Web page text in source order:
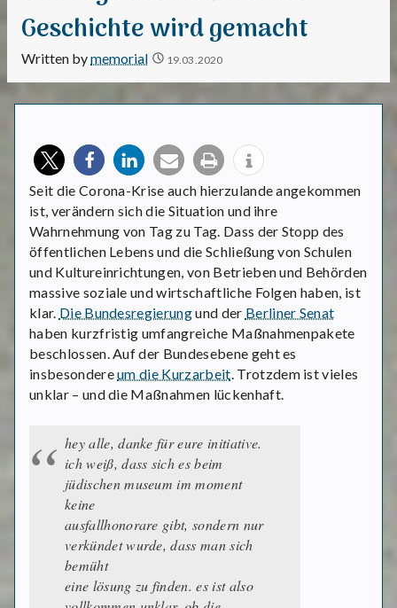
Geschichte wird gemacht
Written bymemorial 19.03.2020
Seit die Corona-Krise auch hierzulande angekommen
ist, verändern sich die Situation und ihre
Wahrnehmung von Tag zu Tag. Dass der Stopp des
öffentlichen Lebens und die Schließung von Schulen
und Kultureinrichtungen, von Betrieben und Behörden
massive soziale und wirtschaftliche Folgen haben, ist
klar. Die Bundesregierungund der Berliner Senat
haben kurzfristig umfangreiche Maßnahmenpakete
beschlossen. Auf der Bundesebene geht es
insbesondereum die Kurzarbeit. Trotzdem ist vieles
unklar – und die Maßnahmen lückenhaft.
hey alle, danke für eure initiative.
ich weiß, dass sich es beim
jüdischen museum im moment
keine
ausfallhonorare gibt, sondern nur
verkündet wurde, dass man sich
bemüht
eine lösung zu finden. es ist also